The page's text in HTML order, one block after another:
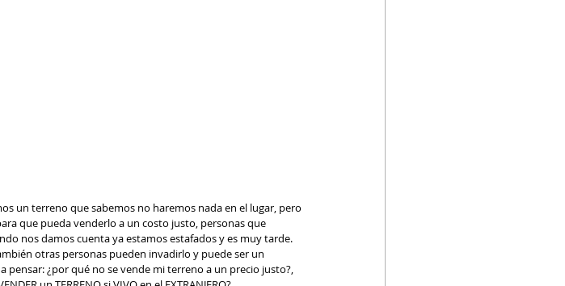
un terreno que sabemos no haremos nada en el lugar, pero
que pueda venderlo a un costo justo, personas que
nos damos cuenta ya estamos estafados y es muy tarde.
otras personas pueden invadirlo y puede ser un
pensar: ¿por qué no se vende mi terreno a un precio justo?,